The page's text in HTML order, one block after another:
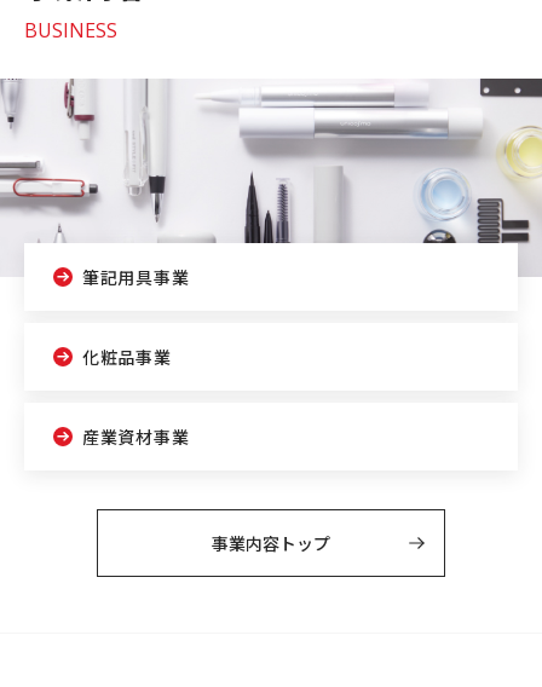
BUSINESS
筆記用具事業
化粧品事業
産業資材事業
事業内容トップ